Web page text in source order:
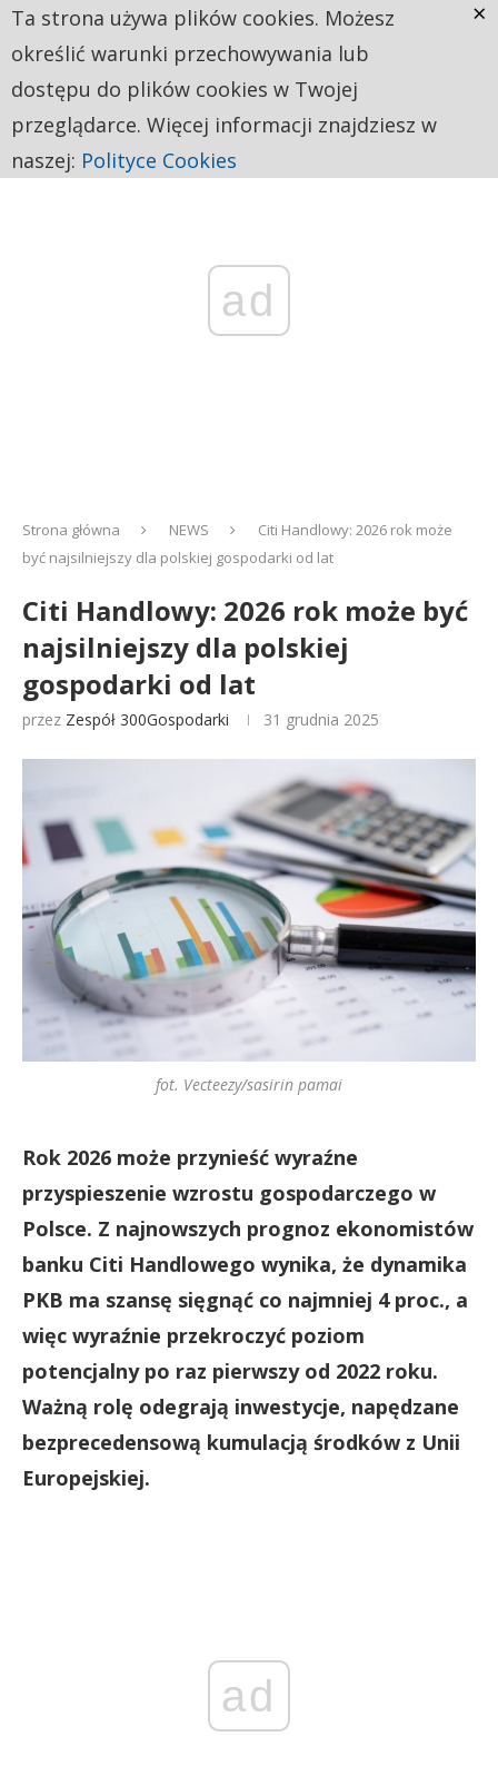
ad
Strona główna NEWS
Citi Handlowy: 2026 rok może
być najsilniejszy dla polskiej gospodarki od lat
Citi Handlowy: 2026 rok może być
najsilniejszy dla polskiej
gospodarki od lat
przez Zespół 300Gospodarki 31 grudnia 2025
fot. Vecteezy/sasirin pamai
Rok 2026 może przynieść wyraźne
przyspieszenie wzrostu gospodarczego w
Polsce. Z najnowszych prognoz ekonomistów
banku Citi Handlowego wynika, że dynamika
PKB ma szansę sięgnąć co najmniej 4 proc., a
więc wyraźnie przekroczyć poziom
potencjalny po raz pierwszy od 2022 roku.
Ważną rolę odegrają inwestycje, napędzane
bezprecedensową kumulacją środków z Unii
Europejskiej.
ad
Ta strona używa plików cookies. Możesz
określić warunki przechowywania lub
dostępu do plików cookies w Twojej
przeglądarce. Więcej informacji znajdziesz w
naszej: Polityce Cookies
×